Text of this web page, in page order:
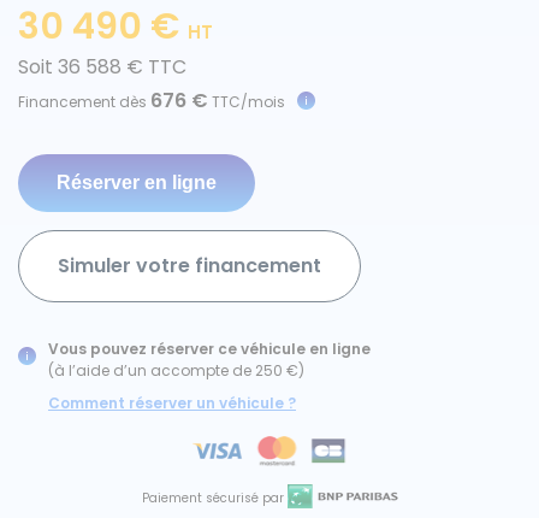
Minibus
Citroën
Fiat
Ford
Isuzu
30 490 € HT
Soit 36 588 € TTC
Financement dès 676 € TTC/mois
Simuler votre financement
Vous pouvez réserver ce véhicule en ligne
(à l’aide d’un accompte de 250 €)
Comment réserver un véhicule ?
Paiement sécurisé par